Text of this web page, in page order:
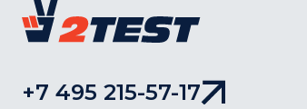
+7 495 215-57-17